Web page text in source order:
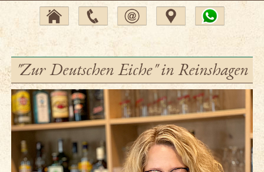
"Zur Deutschen Eiche" in Reinshagen